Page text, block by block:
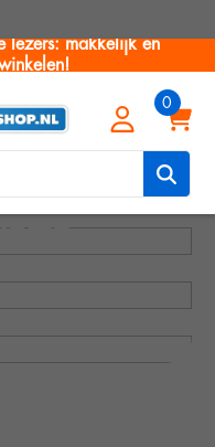
lezers: makkelijk en